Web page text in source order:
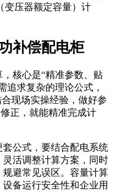
变压器额定容量）计
核心是“精准参数、贴
追求复杂的理论公式，
现场实操经验，做好参
正，就能精准完成计
公式，要结合配电系统
活调整计算方案，同时
避常见误区。容量计算
备运行安全性和企业用